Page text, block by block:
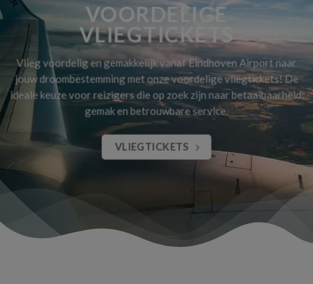
VOORDELIGE
VLIEGTICKETS
Vlieg voordelig en gemakkelijk vanaf Eindhoven Airport naar
jouw droombestemming met onze voordelige vliegtickets! De
ideale keuze voor reizigers die op zoek zijn naar betaalbaarheid,
gemak en betrouwbare service.
VLIEGTICKETS